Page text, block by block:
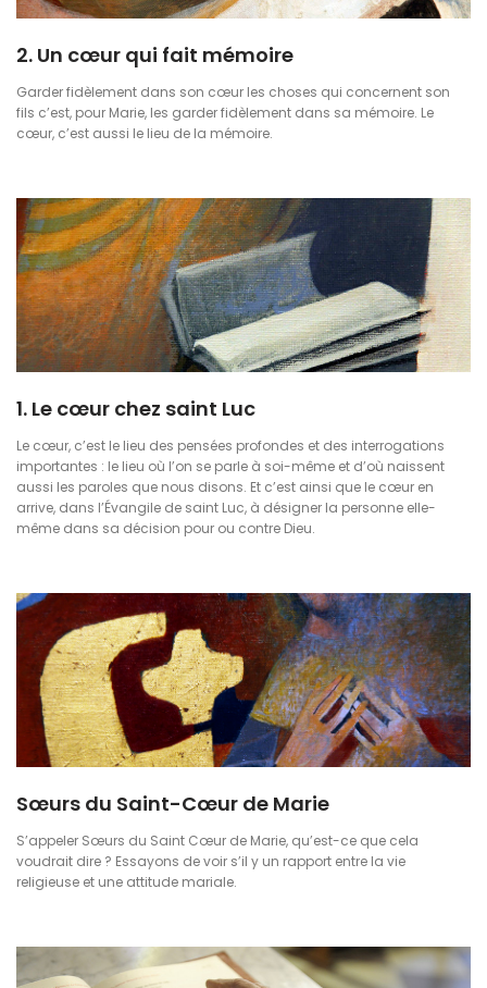
2. Un cœur qui fait mémoire
Garder fidèlement dans son cœur les choses qui concernent son
fils c’est, pour Marie, les garder fidèlement dans sa mémoire. Le
cœur, c’est aussi le lieu de la mémoire.
1. Le cœur chez saint Luc
Le cœur, c’est le lieu des pensées profondes et des interrogations
importantes : le lieu où l’on se parle à soi-même et d’où naissent
aussi les paroles que nous disons. Et c’est ainsi que le cœur en
arrive, dans l’Évangile de saint Luc, à désigner la personne elle-
même dans sa décision pour ou contre Dieu.
Sœurs du Saint-Cœur de Marie
S’appeler Sœurs du Saint Cœur de Marie, qu’est-ce que cela
voudrait dire ? Essayons de voir s’il y un rapport entre la vie
religieuse et une attitude mariale.